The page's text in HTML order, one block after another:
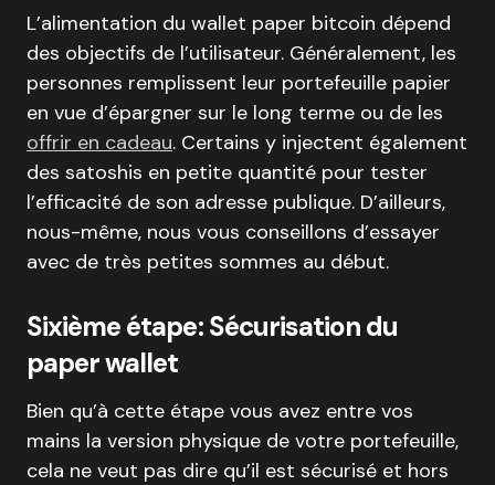
L’alimentation du wallet paper bitcoin dépend
des objectifs de l’utilisateur. Généralement, les
personnes remplissent leur portefeuille papier
en vue d’épargner sur le long terme ou de les
offrir en cadeau. Certains y injectent également
des satoshis en petite quantité pour tester
l’efficacité de son adresse publique. D’ailleurs,
nous-même, nous vous conseillons d’essayer
avec de très petites sommes au début.
Sixième étape: Sécurisation du
paper wallet
Bien qu’à cette étape vous avez entre vos
mains la version physique de votre portefeuille,
cela ne veut pas dire qu’il est sécurisé et hors